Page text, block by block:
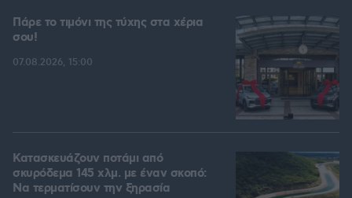
Πάρε το τιμόνι της τύχης στα χέρια
σου!
07.08.2026, 15:00
Κατασκευάζουν ποτάμι από
σκυρόδεμα 145 χλμ. με έναν σκοπό:
Να τερματίσουν την ξηρασία